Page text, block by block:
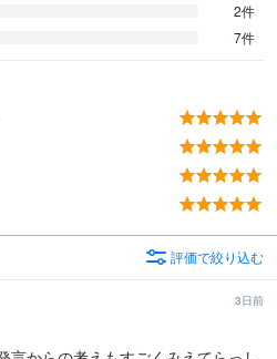
2件
7件
評価で絞り込む
3日前